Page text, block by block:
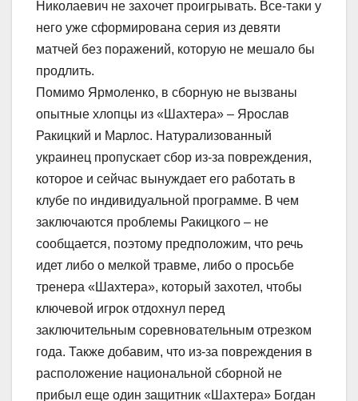
Николаевич не захочет проигрывать. Все-таки у
него уже сформирована серия из девяти
матчей без поражений, которую не мешало бы
продлить.
Помимо Ярмоленко, в сборную не вызваны
опытные хлопцы из «Шахтера» – Ярослав
Ракицкий и Марлос. Натурализованный
украинец пропускает сбор из-за повреждения,
которое и сейчас вынуждает его работать в
клубе по индивидуальной программе. В чем
заключаются проблемы Ракицкого – не
сообщается, поэтому предположим, что речь
идет либо о мелкой травме, либо о просьбе
тренера «Шахтера», который захотел, чтобы
ключевой игрок отдохнул перед
заключительным соревновательным отрезком
года. Также добавим, что из-за повреждения в
расположение национальной сборной не
прибыл еще один защитник «Шахтера» Богдан